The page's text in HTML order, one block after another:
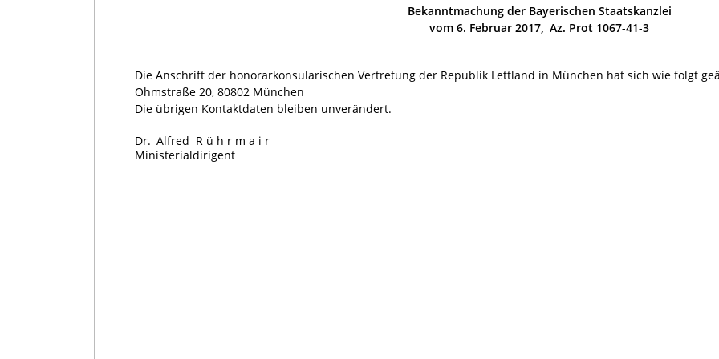
Bekanntmachung der Bayerischen Staatskanzlei
vom 6. Februar 2017, Az. Prot 1067-41-3
Die Anschrift der honorarkonsularischen Vertretung der Republik Lettland in München hat sich wie folgt
Ohmstraße 20, 80802 München
Die übrigen Kontaktdaten bleiben unverändert.
Dr. Alfred Rührmair
Ministerialdirigent